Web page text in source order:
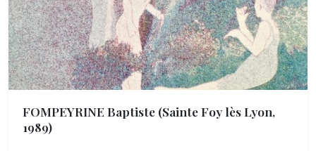
FOMPEYRINE Baptiste (Sainte Foy lès Lyon,
1989)